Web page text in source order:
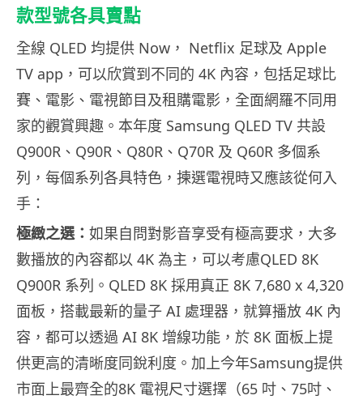
款型號各具賣點
全線 QLED 均提供 Now， Netflix 足球及 Apple
TV app，可以欣賞到不同的 4K 內容，包括足球比
賽、電影、電視節目及租購電影，全面網羅不同用
家的觀賞興趣。本年度 Samsung QLED TV 共設
Q900R、Q90R、Q80R、Q70R 及 Q60R 多個系
列，每個系列各具特色，揀選電視時又應該從何入
手：
極緻之選： 如果自問對影音享受有極高要求，大多
數播放的內容都以 4K 為主，可以考慮QLED 8K
Q900R 系列。QLED 8K 採用真正 8K 7,680 x 4,320
面板，搭載最新的量子 AI 處理器，就算播放 4K 內
容，都可以透過 AI 8K 增線功能，於 8K 面板上提
供更高的清晰度同銳利度。加上今年Samsung提供
市面上最齊全的8K 電視尺寸選擇（65 吋、75吋、